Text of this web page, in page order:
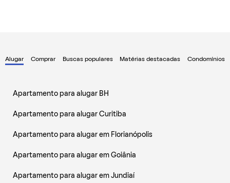
Alugar Comprar Buscas populares Matérias destacadas Condomínios
Apartamento para alugar BH
Apartamento para alugar Curitiba
Apartamento para alugar em Florianópolis
Apartamento para alugar em Goiânia
Apartamento para alugar em Jundiaí